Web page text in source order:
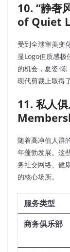
10. “静奢
of Quiet
受到全球审美变
显Logo但质感极
的机会，夏姿·
现代剪裁上取得
11. 私人
随着高净值人群
年蓬勃发展。这
务社交网络、健
的核心场所。
服务类型
商务俱乐部